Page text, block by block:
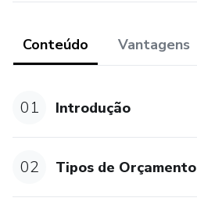
Conteúdo Vantagens
01 Introdução
02 Tipos de Orçamento